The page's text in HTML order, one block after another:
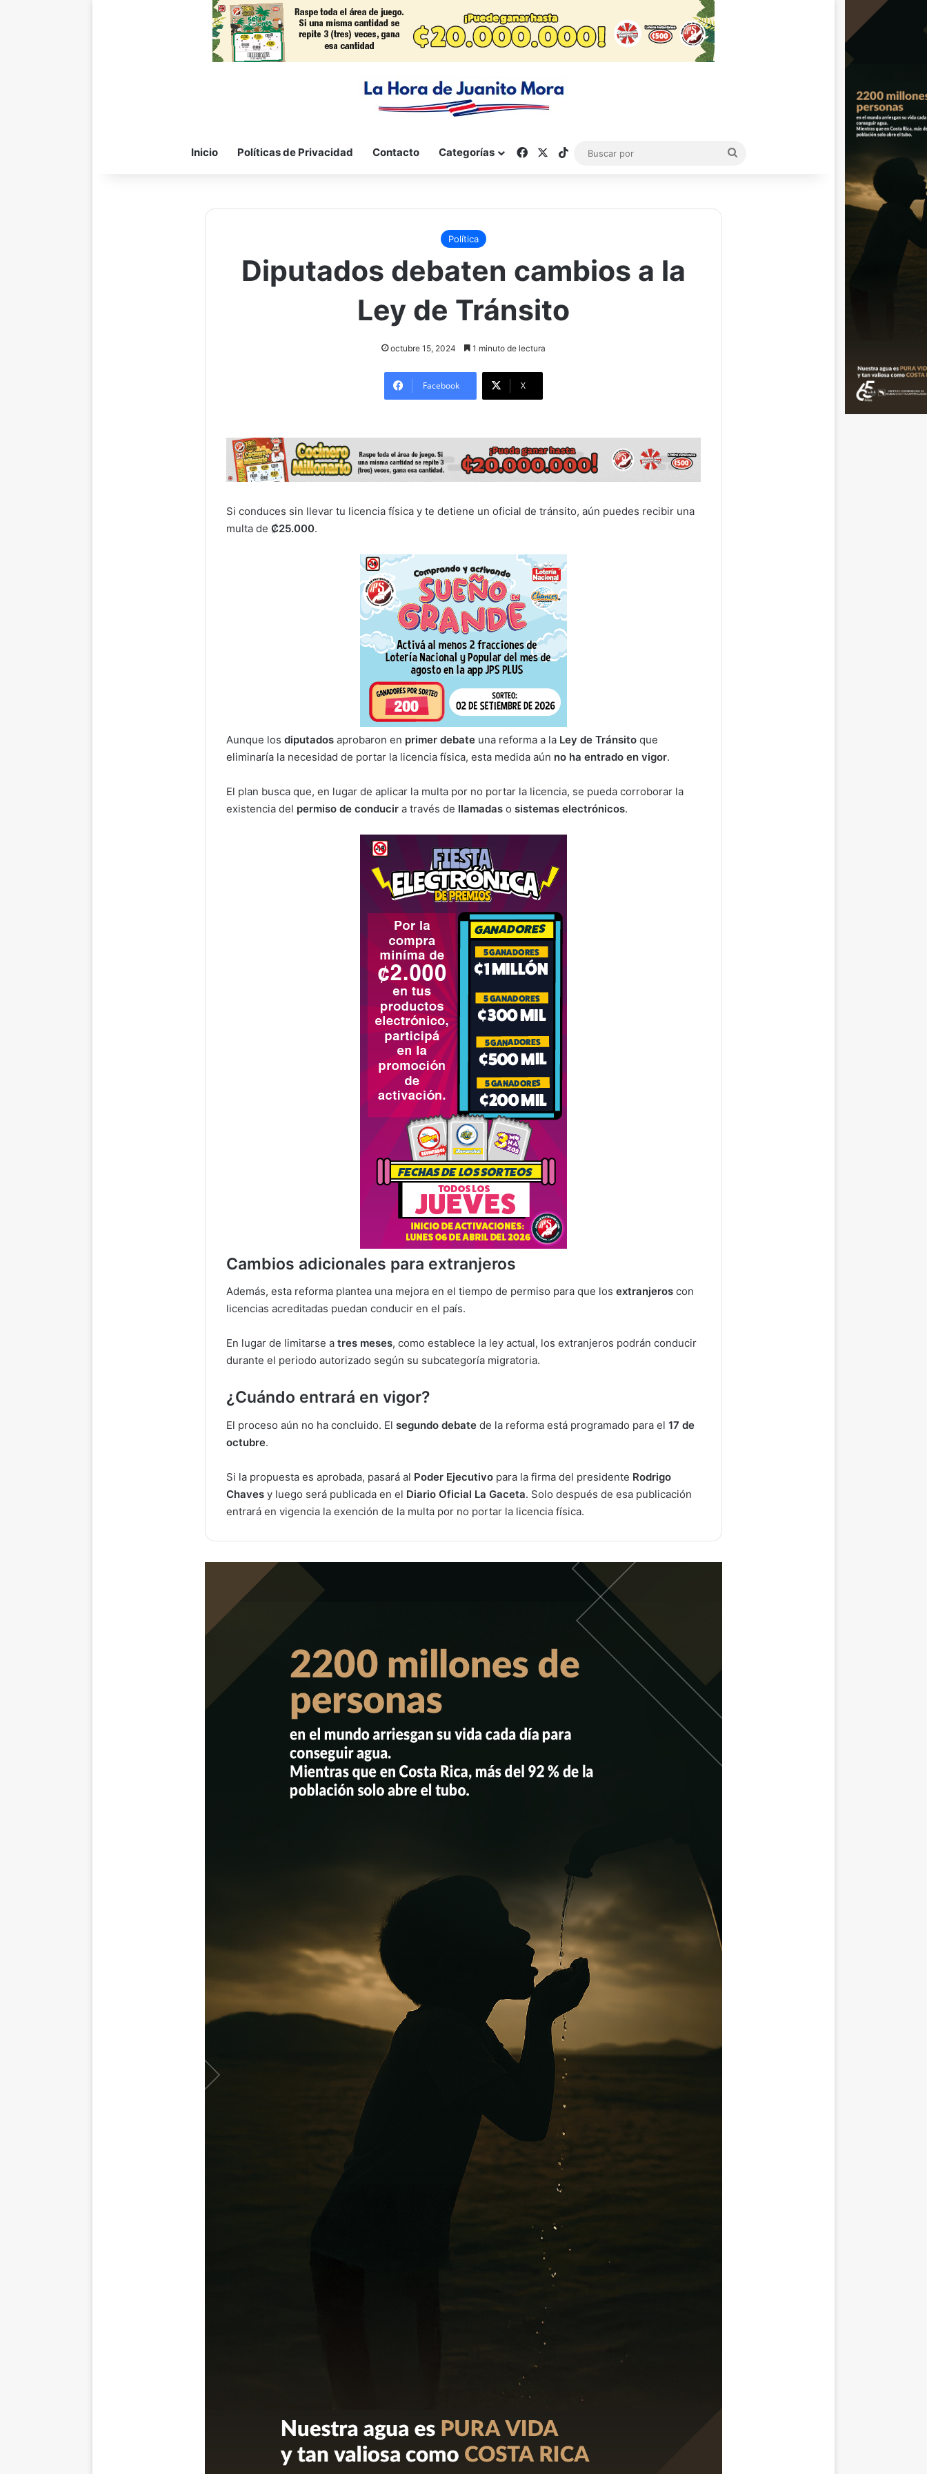
Inicio Políticas de Privacidad Contacto Categorías FacebookTikTok
Política
Diputados debaten cambios a la
Ley de Tránsito
octubre 15, 2024 1 minuto de lectura
Facebook X
Si conduces sin llevar tu licencia física y te detiene un oficial de tránsito, aún puedes recibir una
multa de ₡25.000.
Aunque los diputados aprobaron en primer debate una reforma a la Ley de Tránsito que
eliminaría la necesidad de portar la licencia física, esta medida aún no ha entrado en vigor.
El plan busca que, en lugar de aplicar la multa por no portar la licencia, se pueda corroborar la
existencia del permiso de conducir a través de llamadas o sistemas electrónicos.
Cambios adicionales para extranjeros
Además, esta reforma plantea una mejora en el tiempo de permiso para que los extranjeros con
licencias acreditadas puedan conducir en el país.
En lugar de limitarse a tres meses, como establece la ley actual, los extranjeros podrán conducir
durante el periodo autorizado según su subcategoría migratoria.
¿Cuándo entrará en vigor?
El proceso aún no ha concluido. El segundo debate de la reforma está programado para el 17 de
octubre.
Si la propuesta es aprobada, pasará al Poder Ejecutivo para la firma del presidente Rodrigo
Chaves y luego será publicada en el Diario Oficial La Gaceta. Solo después de esa publicación
entrará en vigencia la exención de la multa por no portar la licencia física.